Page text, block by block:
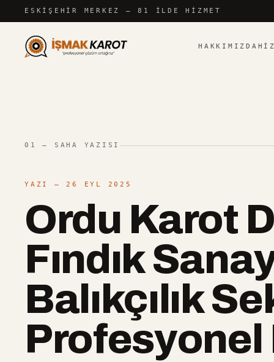
İçeriğe atlaESKIŞEHIR MERKEZ — 81 İLDE HIZMET
HAKKIMIZDA
01 — SAHA YAZISI
YAZI — 26 EYL 2025
Ordu Karot
Fındık
Balıkçılık
Profesyonel